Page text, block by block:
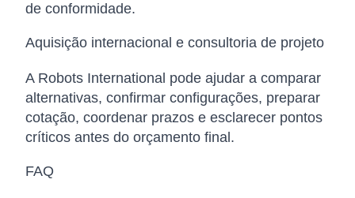
de conformidade.
Aquisição internacional e consultoria de projeto
A Robots International pode ajudar a comparar
alternativas, confirmar configurações, preparar
cotação, coordenar prazos e esclarecer pontos
críticos antes do orçamento final.
FAQ